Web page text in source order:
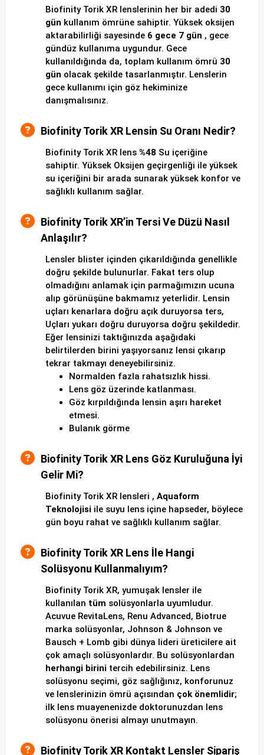
Biofinity Torik XR lenslerinin her bir adedi 30
gün kullanım ömrüne sahiptir. Yüksek oksijen
aktarabilirliği sayesinde 6 gece 7 gün , gece
gündüz kullanıma uygundur. Gece
kullanıldığında da, toplam kullanım ömrü 30
gün olacak şekilde tasarlanmıştır. Lenslerin
gece kullanımı için göz hekiminize
danışmalısınız.
Biofinity Torik XR Lensin Su Oranı Nedir?
Biofinity Torik XR lens %48 Su içeriğine
sahiptir. Yüksek Oksijen geçirgenliği ile yüksek
su içeriğini bir arada sunarak yüksek konfor ve
sağlıklı kullanım sağlar.
Biofinity Torik XR’in Tersi Ve Düzü Nasıl
Anlaşılır?
Lensler blister içinden çıkarıldığında genellikle
doğru şekilde bulunurlar. Fakat ters olup
olmadığını anlamak için parmağımızın ucuna
alıp görünüşüne bakmamız yeterlidir. Lensin
uçları kenarlara doğru açık duruyorsa ters,
Uçları yukarı doğru duruyorsa doğru şekildedir.
Eğer lensinizi taktığınızda aşağıdaki
belirtilerden birini yaşıyorsanız lensi çıkarıp
tekrar takmayı deneyebilirsiniz.
Normalden fazla rahatsızlık hissi.
Lens göz üzerinde katlanması.
Göz kırpıldığında lensin aşırı hareket
etmesi.
Bulanık görme
Biofinity Torik XR Lens Göz Kuruluğuna İyi
Gelir Mi?
Biofinity Torik XR lensleri , Aquaform
Teknolojisi ile suyu lens içine hapseder, böylece
gün boyu rahat ve sağlıklı kullanım sağlar.
Biofinity Torik XR Lens İle Hangi
Solüsyonu Kullanmalıyım?
Biofinity Torik XR, yumuşak lensler ile
kullanılan tüm solüsyonlarla uyumludur.
Acuvue RevitaLens, Renu Advanced, Biotrue
marka solüsyonlar, Johnson & Johnson ve
Bausch + Lomb gibi dünya lideri üreticilere ait
çok amaçlı solüsyonlardır. Bu solüsyonlardan
herhangi birini tercih edebilirsiniz. Lens
solüsyonu seçimi, göz sağlığınız, konforunuz
ve lenslerinizin ömrü açısından çok önemlidir;
ilk lens muayenenizde doktorunuzdan lens
solüsyonu önerisi almayı unutmayın.
Biofinity Torik XR Kontakt Lensler Sipariş